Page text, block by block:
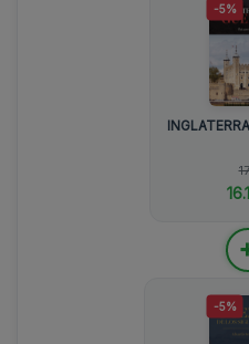
-5%
-5%